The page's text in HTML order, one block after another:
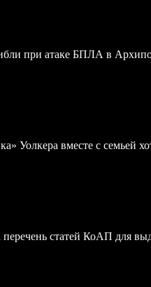
при атаке БПЛА в
Уолкера вместе с семьей
статей КоАП для